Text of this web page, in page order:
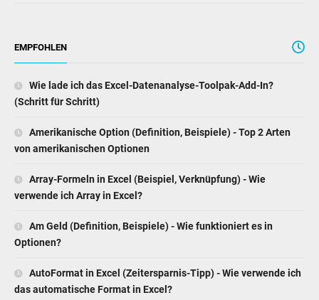
EMPFOHLEN
Wie lade ich das Excel-Datenanalyse-Toolpak-Add-In?
(Schritt für Schritt)
Amerikanische Option (Definition, Beispiele) - Top 2 Arten
von amerikanischen Optionen
Array-Formeln in Excel (Beispiel, Verknüpfung) - Wie
verwende ich Array in Excel?
Am Geld (Definition, Beispiele) - Wie funktioniert es in
Optionen?
AutoFormat in Excel (Zeitersparnis-Tipp) - Wie verwende ich
das automatische Format in Excel?